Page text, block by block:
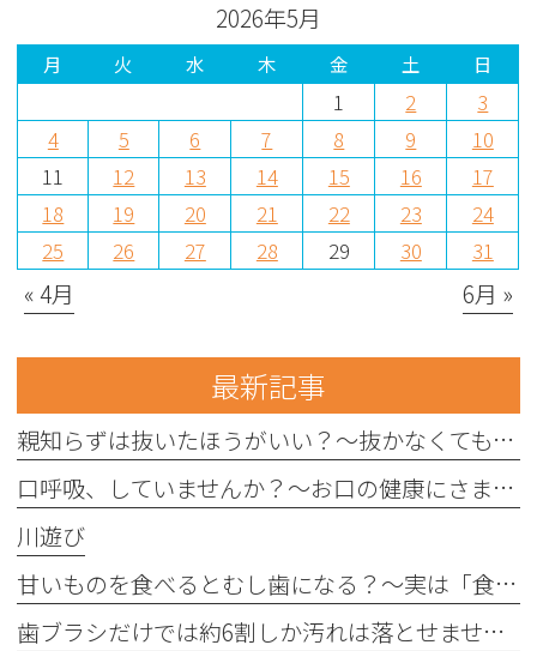
2026年5月
月 火 水 木 金 土 日
1 2
3
4
5 6 7 8 9
10
11
12 13 14 15 16
17
18
19 20 21 22 23
24
25
26 27 28 29 30 31
« 4月 6月 »
最新記事
親知らずは抜いたほうがいい？〜抜かなくてもいい親知らずもあります〜
口呼吸、していませんか？〜お口の健康にさまざまな影響を与えることがあります〜
川遊び
甘いものを食べるとむし歯になる？〜実は「食べる回数」がポイントです〜
歯ブラシだけでは約6割しか汚れは落とせません〜フロスや歯間ブラシが大切な理由〜